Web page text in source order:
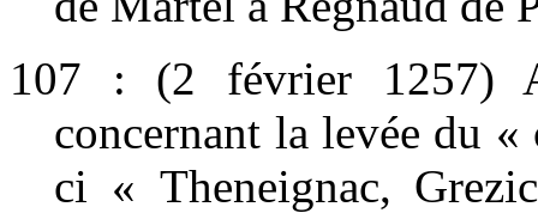
107 : (2 février 1257)
concernant la levée du
ci « Theneignac,